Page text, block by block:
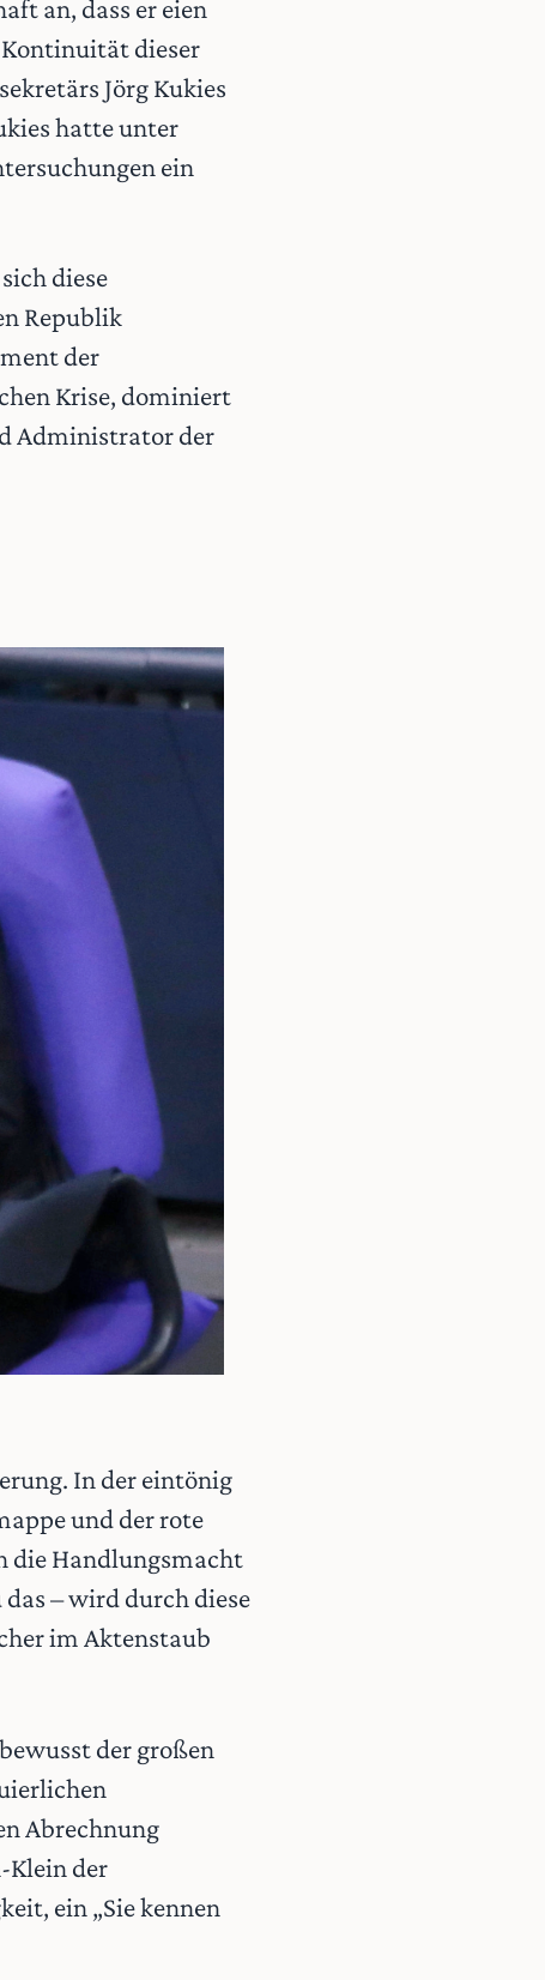
an, dass er eien
Kontinuität dieser
Jörg Kukies
hatte unter
ein
diese
Republik
der
Krise, dominiert
Administrator der
In der eintönig
und der rote
die Handlungsmacht
– wird durch diese
im Aktenstaub
der großen
Abrechnung
Klein der
ein „Sie kennen